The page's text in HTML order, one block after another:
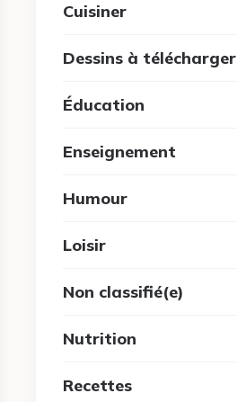
Cuisiner
Dessins à télécharger
Éducation
Enseignement
Humour
Loisir
Non classifié(e)
Nutrition
Recettes